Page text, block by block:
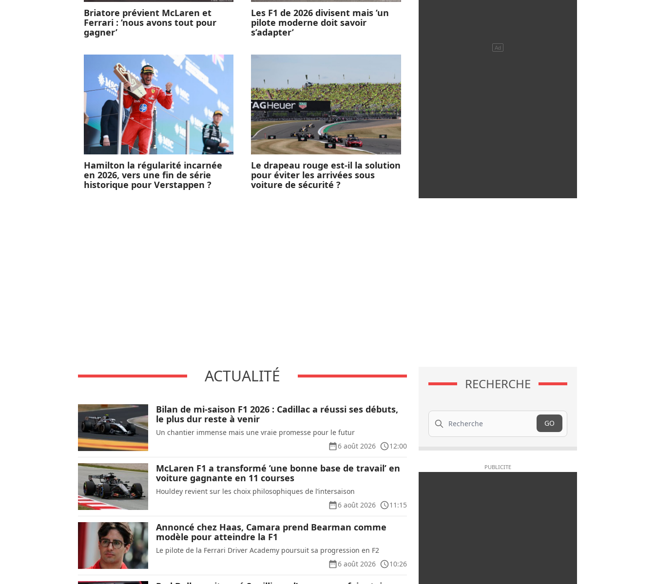
Briatore prévient McLaren et
Ferrari : ’nous avons tout pour
gagner’
Les F1 de 2026 divisent mais ’un
pilote moderne doit savoir
s’adapter’
Hamilton la régularité incarnée
en 2026, vers une fin de série
historique pour Verstappen ?
Le drapeau rouge est-il la solution
pour éviter les arrivées sous
voiture de sécurité ?
ACTUALITÉ
Bilan de mi-saison F1 2026 : Cadillac a réussi ses débuts,
le plus dur reste à venir
Un chantier immense mais une vraie promesse pour le futur
6 août 2026
12:00
McLaren F1 a transformé ’une bonne base de travail’ en
voiture gagnante en 11 courses
Houldey revient sur les choix philosophiques de l’intersaison
6 août 2026
11:15
Annoncé chez Haas, Camara prend Bearman comme
modèle pour atteindre la F1
Le pilote de la Ferrari Driver Academy poursuit sa progression en F2
6 août 2026
10:26
RECHERCHE
Recherche
GO